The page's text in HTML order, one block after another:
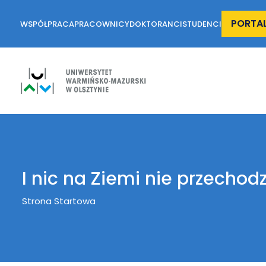
WSPÓŁPRACAPRACOWNICYDOKTORANCISTUDENCI
I nic na Ziemi nie
Breadcrumb
Strona Startowa